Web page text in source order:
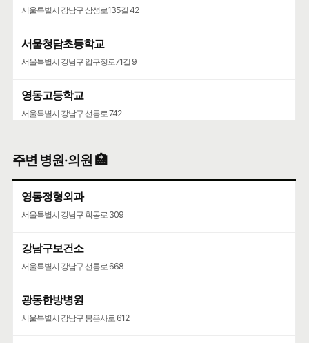
서울특별시 강남구 삼성로135길 42
서울청담초등학교
서울특별시 강남구 압구정로71길 9
영동고등학교
서울특별시 강남구 선릉로 742
서울특별시 강남구 압구정로61길 36
주변 병원·의원 🏥
영동정형외과
서울특별시 강남구 학동로 309
강남구보건소
서울특별시 강남구 선릉로 668
광동한방병원
서울특별시 강남구 봉은사로 612